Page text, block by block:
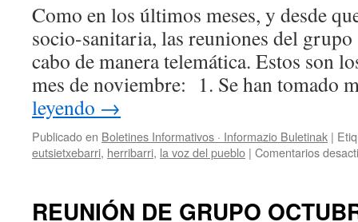
Como en los últimos meses, y desde
socio-sanitaria, las reuniones del grupo
cabo de manera telemática. Estos son
mes de noviembre: 1. Se han tomado
leyendo →
Publicado en Boletines Informativos · Informazio Buletinak |
eutsietxebarri, herribarri, la voz del pueblo | Comentarios
REUNIÓN DE GRUPO